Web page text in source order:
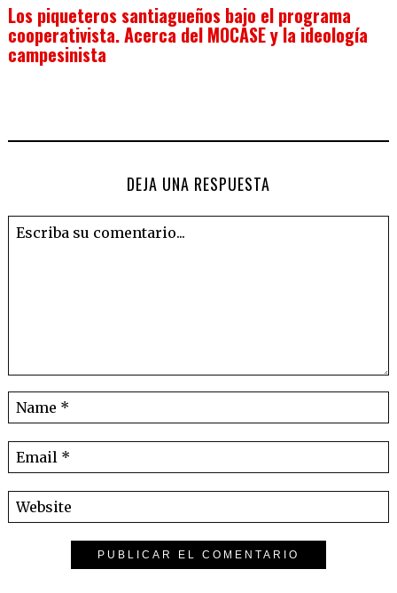
Los piqueteros santiagueños bajo el programa
cooperativista. Acerca del MOCASE y la ideología
campesinista
DEJA UNA RESPUESTA